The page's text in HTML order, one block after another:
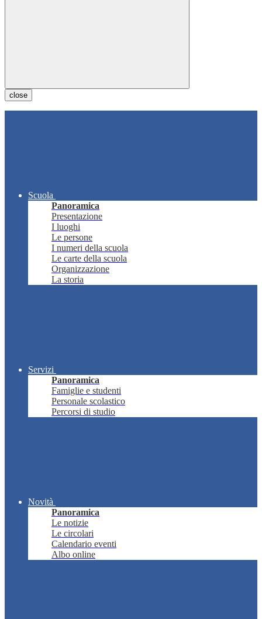
close
Scuola
Panoramica
Presentazione
I luoghi
Le persone
I numeri della scuola
Le carte della scuola
Organizzazione
La storia
Servizi
Panoramica
Famiglie e studenti
Personale scolastico
Percorsi di studio
Novità
Panoramica
Le notizie
Le circolari
Calendario eventi
Albo online